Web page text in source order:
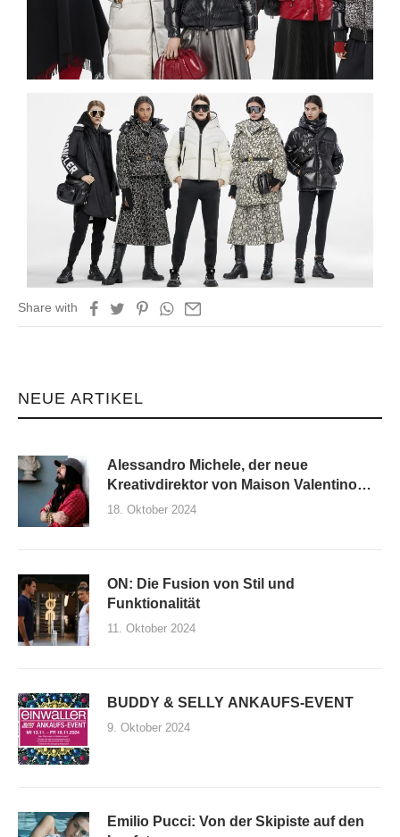
NEUE ARTIKEL
Alessandro Michele, der neue
Kreativdirektor von Maison Valentino
und seine erste Kollektion
18. Oktober 2024
ON: Die Fusion von Stil und
Funktionalität
11. Oktober 2024
BUDDY & SELLY ANKAUFS-EVENT
9. Oktober 2024
Emilio Pucci: Von der Skipiste auf den
Share with